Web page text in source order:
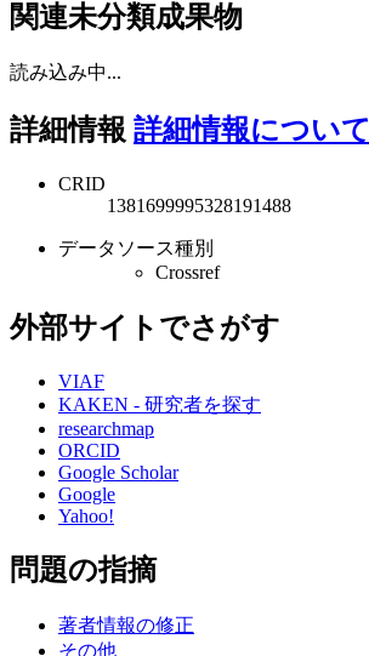
関連未分類成果物
読み込み中...
詳細情報 詳細情報について
CRID
1381699995328191488
データソース種別
Crossref
外部サイトでさがす
VIAF
KAKEN - 研究者を探す
researchmap
ORCID
Google Scholar
Google
Yahoo!
問題の指摘
著者情報の修正
その他